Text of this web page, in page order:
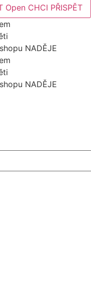
Open CHCI PŘISPĚT
NADĚJE
NADĚJE